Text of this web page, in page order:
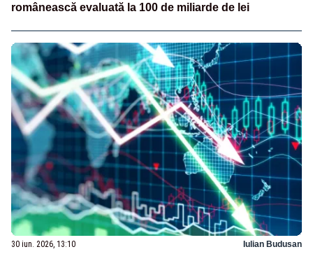
românească evaluată la 100 de miliarde de lei
30 iun. 2026, 13:10 Iulian Budusan